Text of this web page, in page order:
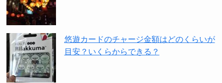
悠遊カードのチャージ金額はどのくらいが
目安？いくらからできる？